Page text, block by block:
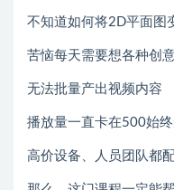
不知道如何将2D平面图
苦恼每天需要想各种创
无法批量产出视频内容
播放量一直卡在500始
高价设备、人员团队都